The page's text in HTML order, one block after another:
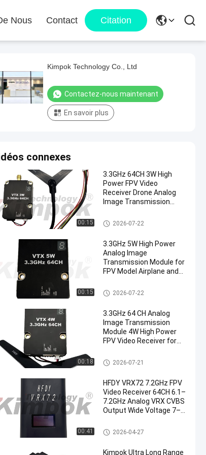
Nous Contact Citation
Kimpok Technology Co., Ltd
Contactez-nous maintenant
En savoir plus
connexes
00:15
3.3GHz 64CH 3W High
Power FPV Video
Receiver Drone Analog
Image Transmission
Le FPV VTX
2026-07-22
00:15
3.3GHz 5W High Power
Analog Image
Transmission Module for
FPV Model Airplane and
Accessories Factory
Direct Sale
Le FPV VTX
2026-07-22
00:18
3.3GHz 64 CH Analog
Image Transmission
Module 4W High Power
FPV Video Receiver for
Accessories
Le FPV VTX
2026-07-21
00:41
HFDY VRX72 7.2GHz FPV
Video Receiver 64CH 6.1–
7.2GHz Analog VRX CVBS
Output Wide Voltage 7–
Receiver
Le FPV VTX
2026-04-27
Kimpok Ultra Long Range